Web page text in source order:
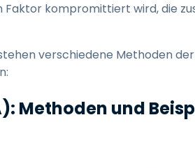
Faktor kompromittiert wird, die
verschiedene Methoden der
Methoden und